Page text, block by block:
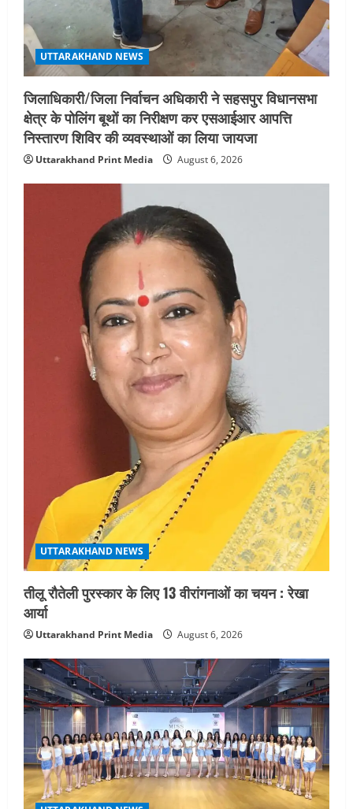
UTTARAKHAND NEWS
जिलाधिकारी/जिला निर्वाचन अधिकारी ने सहसपुर विधानसभा
क्षेत्र के पोलिंग बूथों का निरीक्षण कर एसआईआर आपत्ति
निस्तारण शिविर की व्यवस्थाओं का लिया जायजा
Uttarakhand Print Media August 6, 2026
UTTARAKHAND NEWS
तीलू रौतेली पुरस्कार के लिए 13 वीरांगनाओं का चयन : रेखा
आर्या
Uttarakhand Print Media August 6, 2026